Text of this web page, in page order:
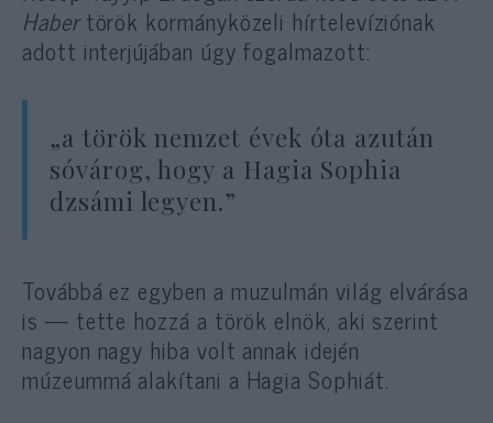
Habertörök kormányközeli hírtelevíziónak
adott interjújában úgy fogalmazott:
„a török nemzet évek óta azután
sóvárog, hogy a Hagia Sophia
dzsámi legyen.”
Továbbá ez egyben a muzulmán világ elvárása
is — tette hozzá a török elnök, aki szerint
nagyon nagy hiba volt annak idején
múzeummá alakítani a Hagia Sophiát.